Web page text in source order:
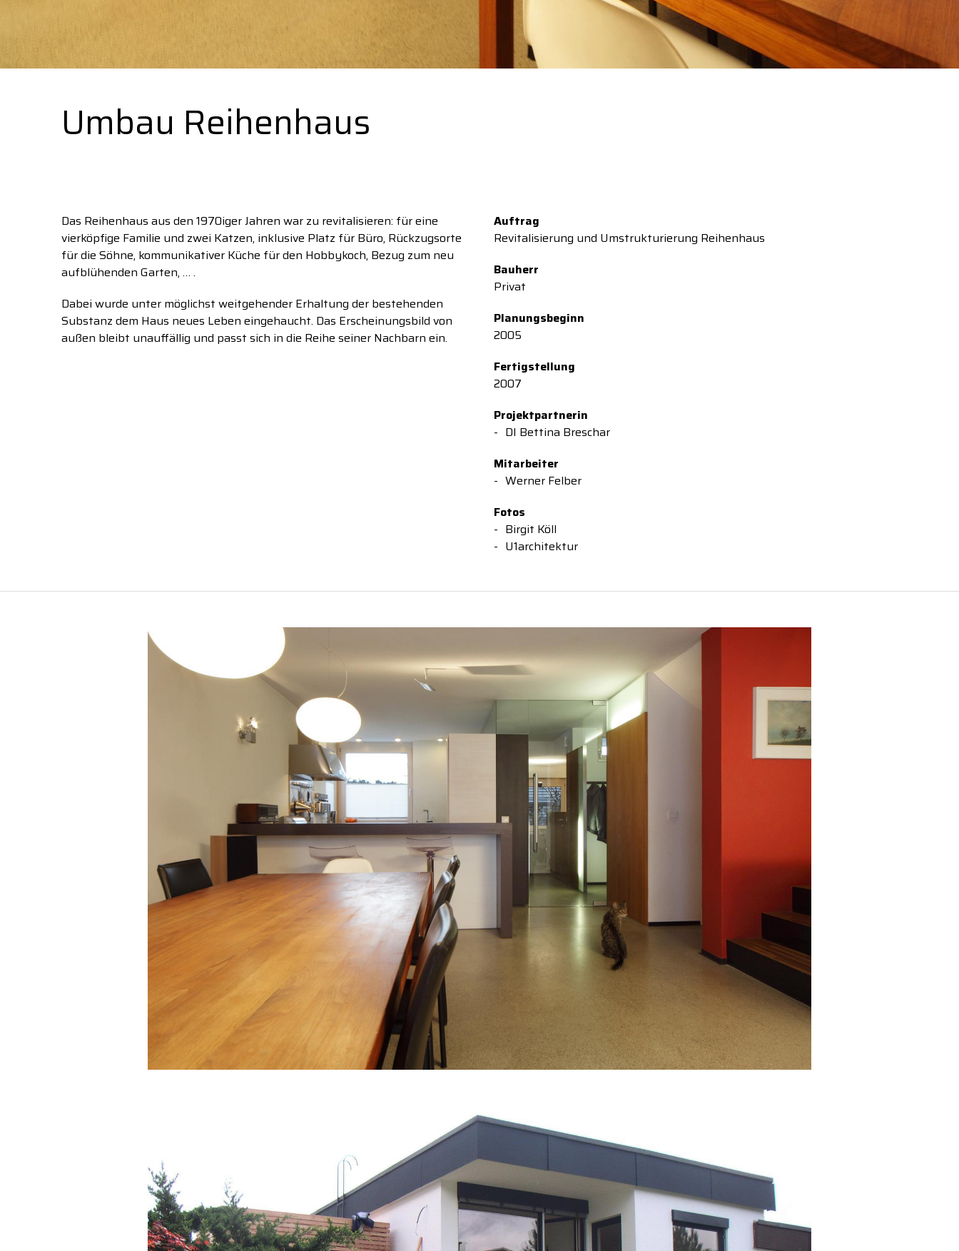
Umbau Reihenhaus
Das Reihenhaus aus den 1970iger Jahren war zu revitalisieren: für eine
vierköpfige Familie und zwei Katzen, inklusive Platz für Büro, Rückzugsorte
für die Söhne, kommunikativer Küche für den Hobbykoch, Bezug zum neu
aufblühenden Garten, … .
Dabei wurde unter möglichst weitgehender Erhaltung der bestehenden
Substanz dem Haus neues Leben eingehaucht. Das Erscheinungsbild von
außen bleibt unauffällig und passt sich in die Reihe seiner Nachbarn ein.
Auftrag
Revitalisierung und Umstrukturierung Reihenhaus
Bauherr
Privat
Planungsbeginn
2005
Fertigstellung
2007
Projektpartnerin
DI Bettina Breschar
Mitarbeiter
Werner Felber
Fotos
Birgit Köll
U1architektur